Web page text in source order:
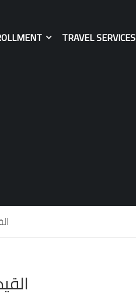
TRAVEL SERVICES